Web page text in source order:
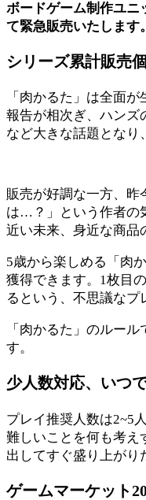
ボードゲーム制作ユニ
て緊急販売いたします。
シリーズ累計販売
「肉かるた」は全面
報告が相次ぎ、ハンズ
など大きな話題となり
販売が好調な一方、昨
は…？」という作者の
近い未来、身近な商品
5歳から楽しめる「肉
獲得できます。1枚目
るという、不思議なプ
「肉かるた」のルー
す。
少人数対応、いつ
プレイ推奨人数は2~5
難しいことを何も考え
出してすぐ盛り上がり
ゲームマーケット